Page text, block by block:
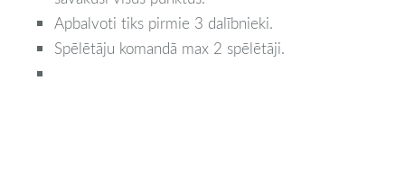
Apbalvoti tiks pirmie 3 dalībnieki.
Spēlētāju komandā max 2 spēlētāji.